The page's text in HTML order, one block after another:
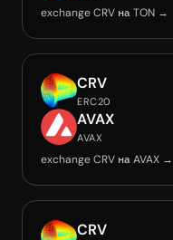
exchange CRV на TON →
CRV
ERC20
AVAX
AVAX
exchange CRV на AVAX →
CRV